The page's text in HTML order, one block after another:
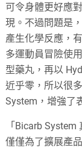
可令身體更好應
現。不過問題是
產生化學反應，
多運動員冒險使
型藥丸，再以
近乎零，所以很
System，增強了
「Bicarb
僅僅為了擴展產